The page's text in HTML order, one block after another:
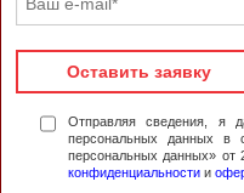
Оставить заявку
Отправляя сведения, я
персональных данных
персональных данных» от
конфиденциальности и